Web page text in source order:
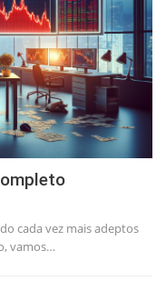
cada vez mais adeptos
vamos…